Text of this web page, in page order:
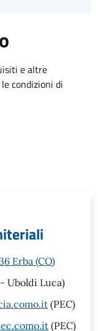
e altre
condizioni di
Erba (CO)
Uboldi Luca)
(PEC)
(PEC)